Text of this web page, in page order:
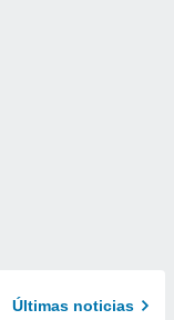
Últimas noticias